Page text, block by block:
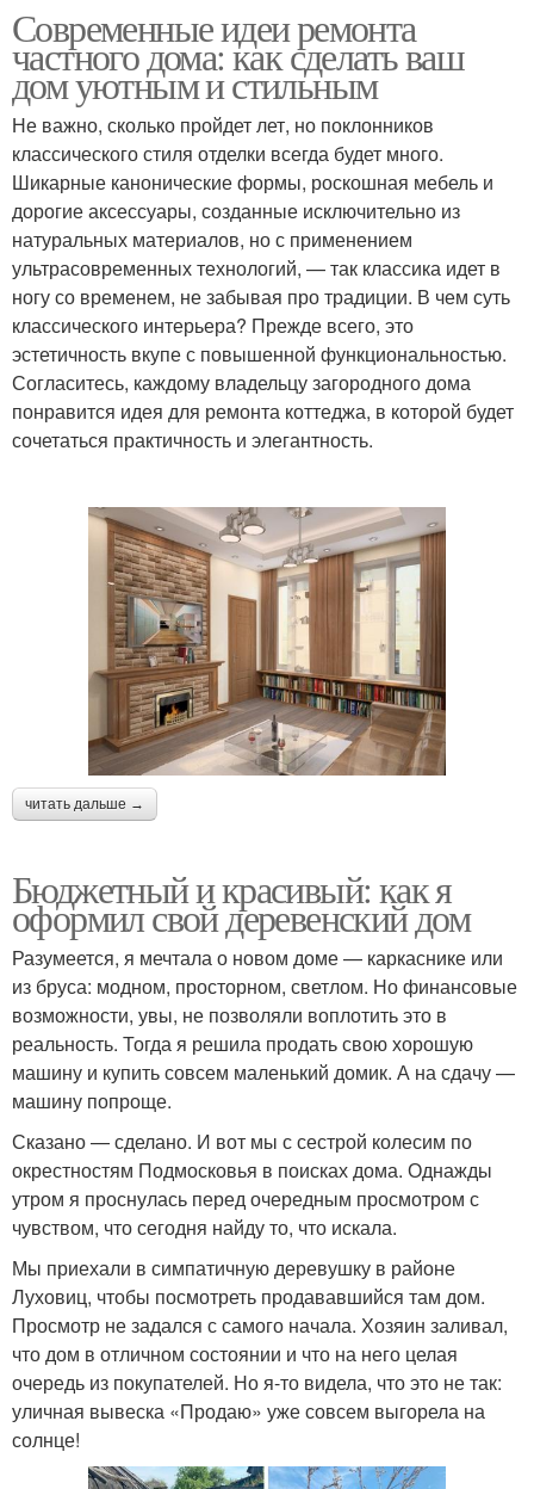
Современные идеи ремонта
частного дома: как сделать ваш
дом уютным и стильным
Не важно, сколько пройдет лет, но поклонников
классического стиля отделки всегда будет много.
Шикарные канонические формы, роскошная мебель и
дорогие аксессуары, созданные исключительно из
натуральных материалов, но с применением
ультрасовременных технологий, — так классика идет в
ногу со временем, не забывая про традиции. В чем суть
классического интерьера? Прежде всего, это
эстетичность вкупе с повышенной функциональностью.
Согласитесь, каждому владельцу загородного дома
понравится идея для ремонта коттеджа, в которой будет
сочетаться практичность и элегантность.
читать дальше →
Бюджетный и красивый: как я
оформил свой деревенский дом
Разумеется, я мечтала о новом доме — каркаснике или
из бруса: модном, просторном, светлом. Но финансовые
возможности, увы, не позволяли воплотить это в
реальность. Тогда я решила продать свою хорошую
машину и купить совсем маленький домик. А на сдачу —
машину попроще.
Сказано — сделано. И вот мы с сестрой колесим по
окрестностям Подмосковья в поисках дома. Однажды
утром я проснулась перед очередным просмотром с
чувством, что сегодня найду то, что искала.
Мы приехали в симпатичную деревушку в районе
Луховиц, чтобы посмотреть продававшийся там дом.
Просмотр не задался с самого начала. Хозяин заливал,
что дом в отличном состоянии и что на него целая
очередь из покупателей. Но я-то видела, что это не так:
уличная вывеска «Продаю» уже совсем выгорела на
солнце!